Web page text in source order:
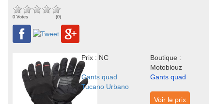
0 Votes (0)
Prix : NC
Boutique :
Motoblouz
Gants quad
Tucano Urbano
Gants quad
Voir le prix